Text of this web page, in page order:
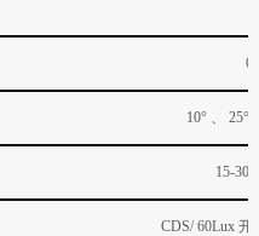
10° 、 25°
15-30
CDS/ 60Lux 开